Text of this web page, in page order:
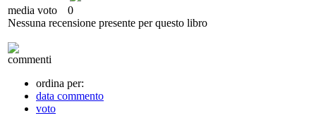
media voto
0
Nessuna recensione presente per questo libro
commenti
ordina per:
data commento
voto